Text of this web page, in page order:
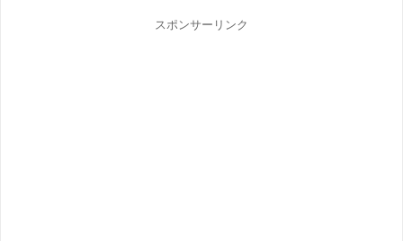
スポンサーリンク